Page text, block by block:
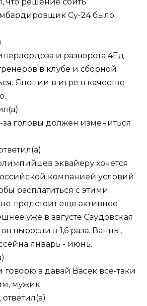
Су-24 было
и разворота 4Ед
в клубе и сборной
Японии в игре в качестве
головы должен измениться
эквайеру хочется
компанией условий
расплатиться с этими
предстоит еще активнее
уже в августе Саудовская
выросли в 1,6 раза. Ванны,
январь - июнь.
говорю а давай Васек все-таки
мужик.
ответил(а)